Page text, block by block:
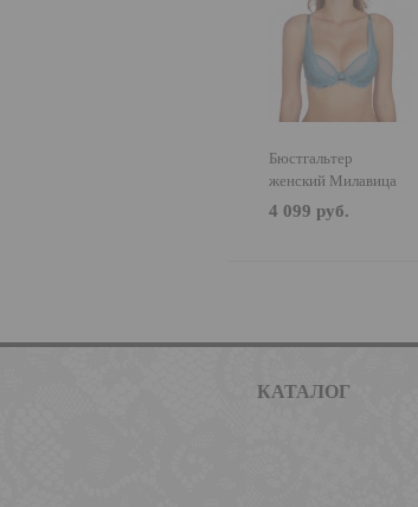
Бюстгальтер
женский Милавица
320499
4 099 руб.
КАТАЛОГ